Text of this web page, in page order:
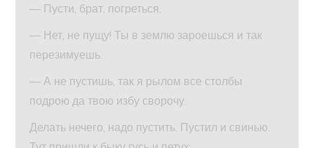
— Пусти, брат, погреться.
— Нет, не пущу! Ты в землю зароешься и так
перезимуешь.
— А не пустишь, так я рылом все столбы
подрою да твою избу сворочу.
Делать нечего, надо пустить. Пустил и свинью.